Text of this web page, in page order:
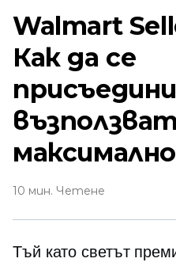
Walmart
Как да се
максимално
10 мин. Четене
Тъй като светът